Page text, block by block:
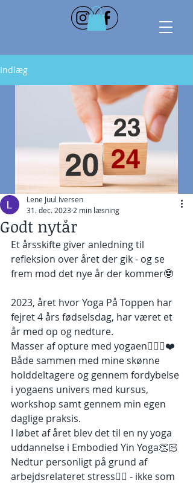
Indlæg
Godt nytår
Lene Juul Iversen
31. dec. 2023 2 min læsning
Et årsskifte giver anledning til
refleksion over året der gik - og se
frem mod det nye år der kommer🤓
2023, året hvor Yoga På Toppen har
fejret 4 års fødselsdag, har været et
år med op og nedture.
Masser af opture med yogaen🧘🏻‍♀️❤️
Både sammen med mine skønne
holddeltagere og gennem fordybelse
i yogaens univers med kursus,
workshop samt gennem min egen
daglige praksis.
I løbet af året blev det til en ny yoga
uddannelse i Embodied Yin Yoga👏🏻
Nedtur personligt på grund af
arbejdsrelateret stress😵‍💫 - ikke som